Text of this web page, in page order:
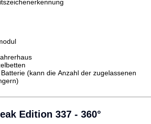
(kann die Anzahl der zugelassenen
Edition 337 - 360°